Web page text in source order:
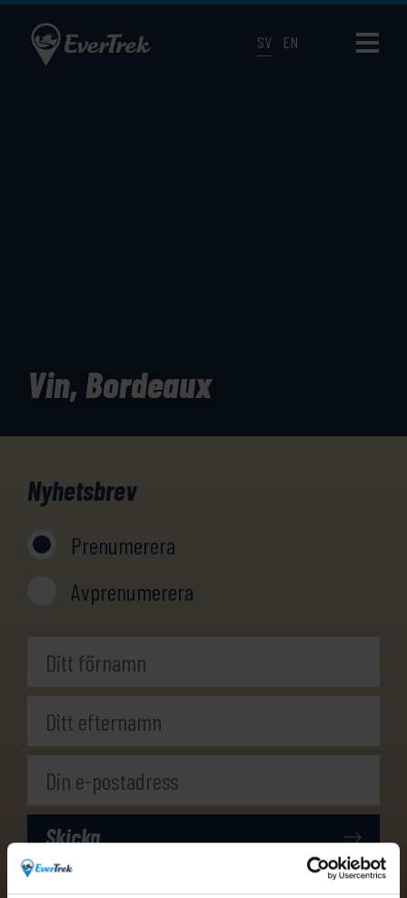
SV EN
Vin, Bordeaux
Nyhetsbrev
Prenumerera
Avprenumerera